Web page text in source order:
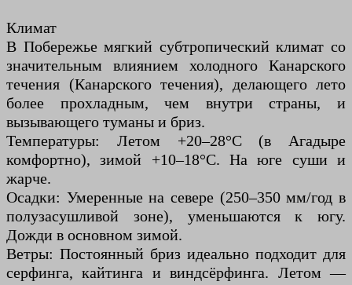
Климат
В Побережье мягкий субтропический климат со
значительным влиянием холодного Канарского
течения (Канарского течения), делающего лето
более прохладным, чем внутри страны, и
вызывающего туманы и бриз.
Температуры: Летом +20–28°C (в Агадыре
комфортно), зимой +10–18°C. На юге суши и
жарче.
Осадки: Умеренные на севере (250–350 мм/год в
полузасушливой зоне), уменьшаются к югу.
Дожди в основном зимой.
Ветры: Постоянный бриз идеально подходит для
серфинга, кайтинга и виндсёрфинга. Летом —